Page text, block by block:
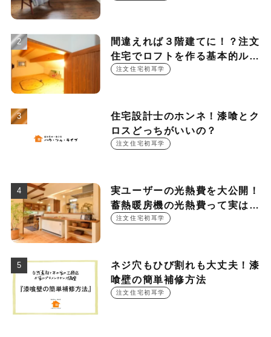
間違えれば３階建てに！？注文
住宅でロフトを作る基本的ルー
ル注文住宅初耳学
住宅設計士のホンネ！漆喰とク
ロスどっちがいいの？
注文住宅初耳学
実ユーザーの光熱費を大公開！
蓄熱暖房機の光熱費って実は
○○○円！？
注文住宅初耳学
ネジ穴もひび割れも大丈夫！漆
喰壁の簡単補修方法
注文住宅初耳学